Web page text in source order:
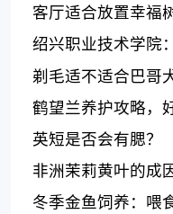
客厅适合放置幸福
绍兴职业技术学院
能力培养
剃毛适不适合巴哥
鹤望兰养护攻略，
英短是否会有腮？
非洲茉莉黄叶的成
冬季金鱼饲养：喂